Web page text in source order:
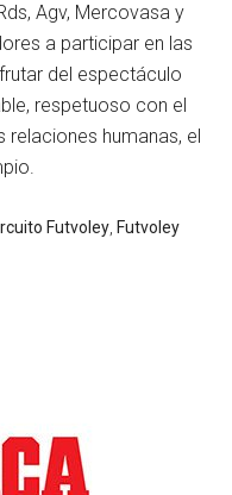
Agv, Mercovasa y
a participar en las
del espectáculo
respetuoso con el
humanas, el
Futvoley, Futvoley